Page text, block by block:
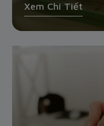
Xem Chi Tiết